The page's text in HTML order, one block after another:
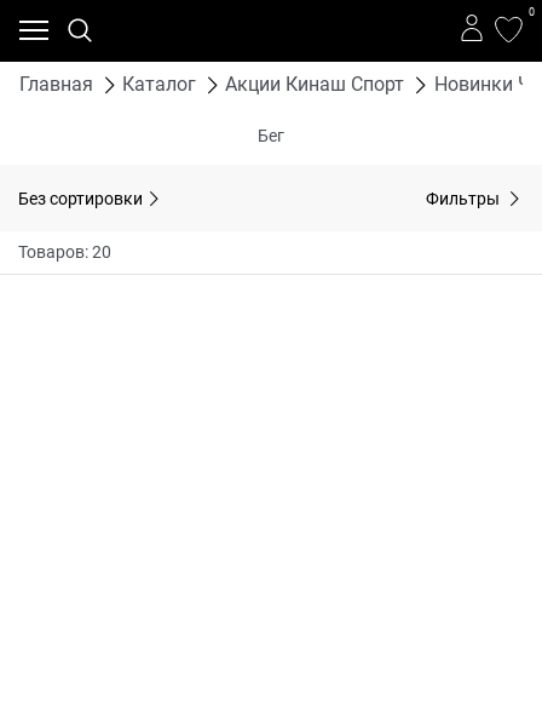
0
Главная Каталог Акции Кинаш Спорт Новинки
Бег
Без сортировки Фильтры
Товаров: 20